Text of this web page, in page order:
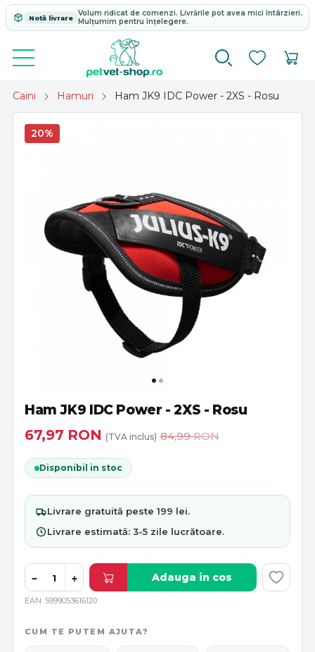
Notă livrare
Volum ridicat de comenzi. Livrările pot avea mici întârzieri.
Mulțumim pentru înțelegere.
Caini Hamuri Ham JK9 IDC Power - 2XS - Rosu
20%
Ham JK9 IDC Power - 2XS - Rosu
67,97 RON (TVA inclus) 84,99RON
Disponibil in stoc
Livrare gratuită peste 199 lei.
Livrare estimată: 3-5 zile lucrătoare.
EAN 5999053616120
− + Adauga in cos
CUM TE PUTEM AJUTA?